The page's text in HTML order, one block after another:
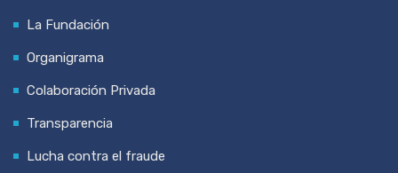
La Fundación
Organigrama
Colaboración Privada
Transparencia
Lucha contra el fraude